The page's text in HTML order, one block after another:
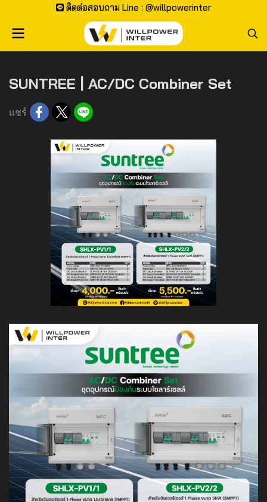
ติดต่อสอบถาม Line : @willpowerinter
SUNTREE | AC/DC Combiner Set
แชร์